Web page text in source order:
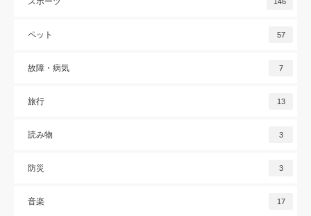
ペット 57
故障・病気 7
旅行 13
読み物 3
防災 3
音楽 17